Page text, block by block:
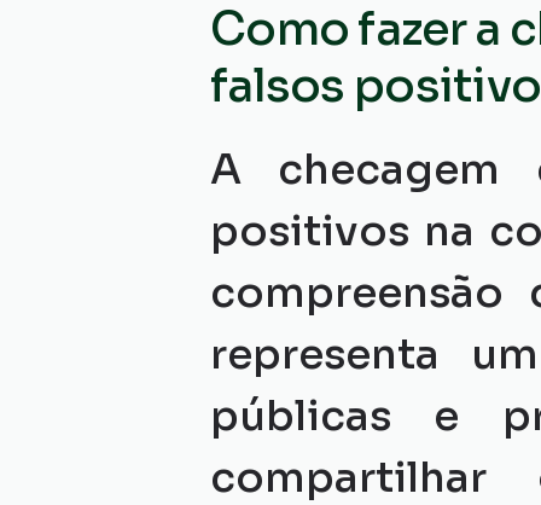
Como fazer a
falsos
A checagem
positivos na
representa
públicas e